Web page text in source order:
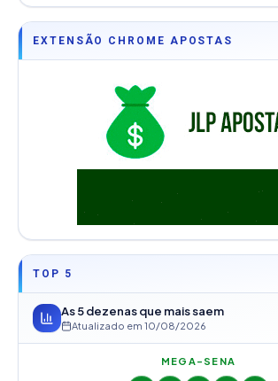
EXTENSÃO CHROME APOSTAS
TOP 5
As 5 dezenas que mais saem
Atualizado em 10/08/2026
MEGA-SENA